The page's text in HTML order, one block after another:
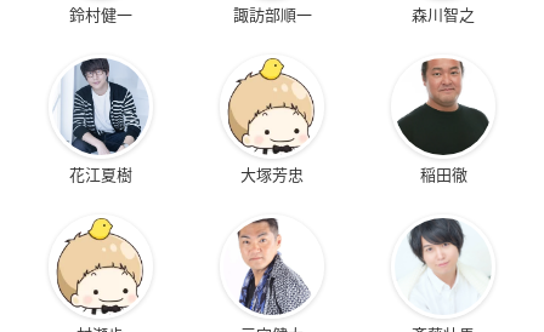
鈴村健一 諏訪部順一 森川智之
花江夏樹 大塚芳忠 稲田徹